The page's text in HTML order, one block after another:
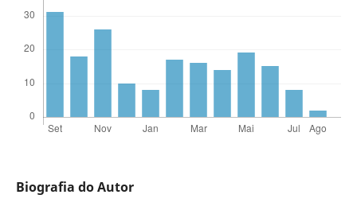
Biografia do Autor